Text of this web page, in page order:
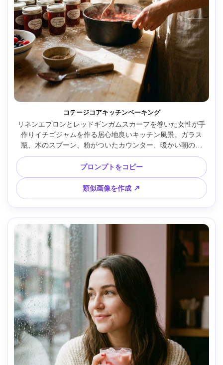
コテージコアキッチンベーキング
リネンエプロンとレッドギンガムスカーフを巻いた女性が手
作りイチゴジャムを作る居心地良いキッチン風景。ガラス
瓶、木のスプーン、粉がついたカウンター、暖かい朝の窓
光、蒸気と細かなホコリが見え、Fujifilm GFX 100S 45mm
f/2.8、浅い被写界深度、懐かしく温かな雰囲気、精密なフー
ドライフスタイル写真 --ar 4:5
プロンプトをコピー
類似画像を作成 ↗